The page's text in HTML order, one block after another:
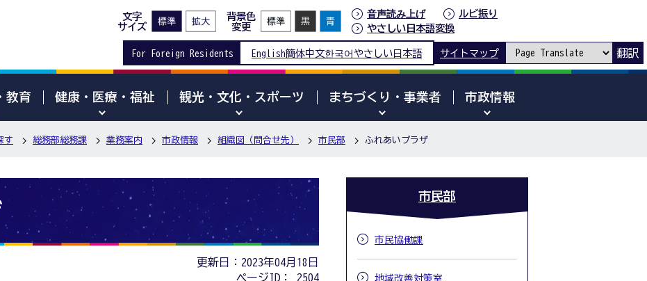
文字
サイズ
背景色
変更
音声読み上げ
ルビ振り
やさしい日本語変換
For Foreign Residents English簡体中文한국어 やさしい日本語 サイトマップ 翻訳
教育 健康・医療・福祉 観光・文化・スポーツ まちづくり・事業者 市政情報
す 総務部総務課 業務案内 市政情報 組織図（問合せ先） 市民部 ふれあいプラザ
更新日：2023年04月18日
ページID：
2504
市民部
市民協働課
地域改善対策室